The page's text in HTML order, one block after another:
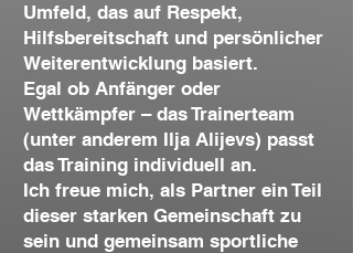
Umfeld, das auf Respekt,
Hilfsbereitschaft und persönlicher
Weiterentwicklung basiert.
Egal ob Anfänger oder
Wettkämpfer – das Trainerteam
(unter anderem Ilja Alijevs) passt
das Training individuell an.
Ich freue mich, als Partner ein Teil
dieser starken Gemeinschaft zu
sein und gemeinsam sportliche